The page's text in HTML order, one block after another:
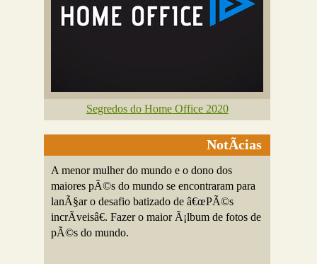
Segredos do Home Office 2020
NotÃ­cias
A menor mulher do mundo e o dono dos
maiores pÃ©s do mundo se encontraram para
lanÃ§ar o desafio batizado de â€œPÃ©s
incrÃ­veisâ€. Fazer o maior Ã¡lbum de fotos de
pÃ©s do mundo.